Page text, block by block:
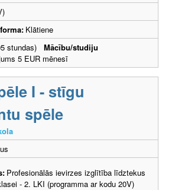
Klātiene
stundas) Mācību/studiju
5 EUR mēnesī
I - stīgu
spēle
Profesionālās ievirzes izglītība līdztekus
- 2. LKI (programma ar kodu 20V)